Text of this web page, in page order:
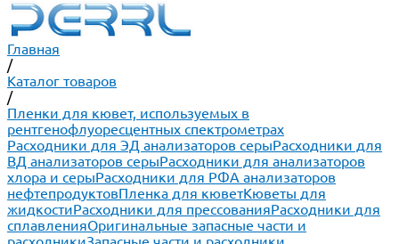
Главная
/
Каталог товаров
/
Пленки для кювет, используемых в
рентгенофлуоресцентных спектрометрах
Расходники для ЭД анализаторов серыРасходники для
ВД анализаторов серыРасходники для анализаторов
хлора и серыРасходники для РФА анализаторов
нефтепродуктовПленка для кюветКюветы для
жидкостиРасходники для прессованияРасходники для
сплавленияОригинальные запасные части и